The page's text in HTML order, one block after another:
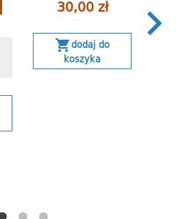
30,00 zł
shopping_cartdodaj do
koszyka